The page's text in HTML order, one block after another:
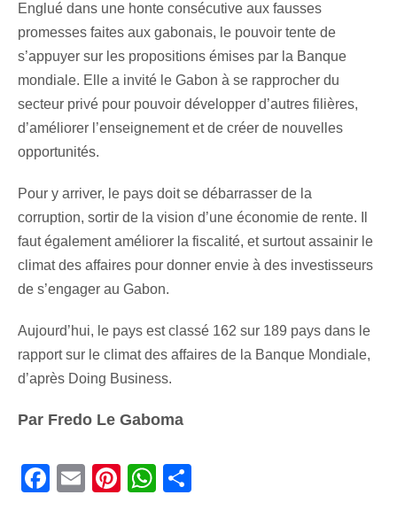
Englué dans une honte consécutive aux fausses
promesses faites aux gabonais, le pouvoir tente de
s’appuyer sur les propositions émises par la Banque
mondiale. Elle a invité le Gabon à se rapprocher du
secteur privé pour pouvoir développer d’autres filières,
d’améliorer l’enseignement et de créer de nouvelles
opportunités.
Pour y arriver, le pays doit se débarrasser de la
corruption, sortir de la vision d’une économie de rente. Il
faut également améliorer la fiscalité, et surtout assainir le
climat des affaires pour donner envie à des investisseurs
de s’engager au Gabon.
Aujourd’hui, le pays est classé 162 sur 189 pays dans le
rapport sur le climat des affaires de la Banque Mondiale,
d’après Doing Business.
Par Fredo Le Gaboma
Facebook
Email PinterestWhatsApp